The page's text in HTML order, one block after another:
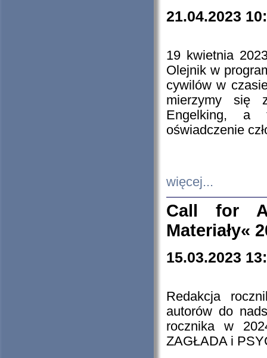
21.04.2023
19 kwietnia
Olejnik w
cywilów w
mierzymy się
Engelking, a
oświadczenie
więcej...
Call for
Materiały«
15.03.2023
Redakcja
autorów do
rocznika w
ZAGŁADA i